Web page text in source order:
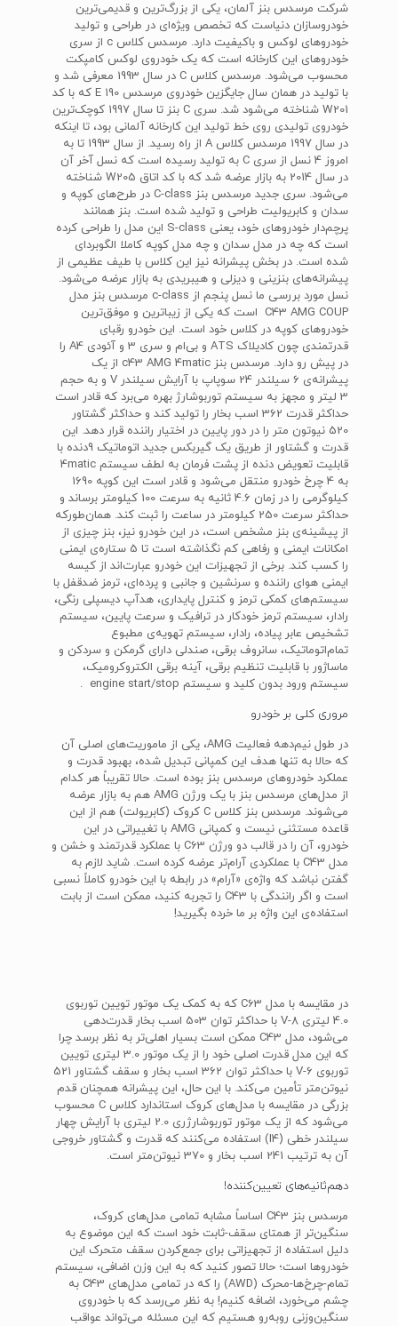
شرکت مرسدس بنز آلمان، یکی از بزرگ‌ترین و قدیمی‌ترین
خودروسازان دنیاست که تخصص ویژه‌ای در طراحی و تولید
خودروهای لوکس و باکیفیت دارد. مرسدس کلاس c از سری
خودروهای این کارخانه است که یک خودروی لوکس کامپکت
محسوب می‌شود. مرسدس کلاس C در سال 1993 معرفی شد و
با تولید در همان سال جایگزین خودروی مرسدس 190 E که با کد
W201 شناخته می‌شود شد. سری C بنز تا سال 1997 کوچک‌ترین
خودروی تولیدی روی خط تولید این کارخانه آلمانی بود، تا اینکه
در سال 1997 مرسدس کلاس A از راه رسید. از سال 1993 تا به
امروز 4 نسل از سری C به تولید رسیده است که نسل آخر آن
در سال 2014 به بازار عرضه شد که با کد اتاق W205 شناخته
می‌شود. سری جدید مرسدس بنز C-class در طرح‌های کوپه و
سدان و کابریولیت طراحی و تولید شده است. بنز همانند
پرچم‌دار خودروهای خود، یعنی S-class این مدل را طراحی کرده
است که چه در مدل سدان و چه مدل کوپه کاملا الگوبردای
شده است. در بخش پیشرانه نیز این کلاس با طیف عظیمی از
پیشرانه‌های بنزینی و دیزلی و هیبریدی به بازار عرضه می‌شود.
نسل مورد بررسی ما نسل پنجم از c-class مرسدس بنز مدل
C43 AMG COUP است که یکی از زیباترین و موفق‌ترین
خودروهای کوپه در کلاس خود است. این خودرو رقبای
قدرتمندی چون کادیلاک ATS و بی‌ام و سری 3 و آئودی A4 را
در پیش رو دارد. مرسدس بنز c43 AMG 4matic از یک
پیشرانه‌ی 6 سیلندر 24 سوپاپ با آرایش سیلندر V و به حجم
3 لیتر و مجهز به سیستم توربوشارژ بهره می‌برد که قادر است
حداکثر قدرت 362 اسب بخار را تولید کند و حداکثر گشتاور
520 نیوتون متر را در دور پایین در اختیار راننده قرار دهد. این
قدرت و گشتاور از طریق یک گیربکس جدید اتوماتیک 9‌دنده با
قابلیت تعویض دنده از پشت فرمان به لطف سیستم 4matic
به 4 چرخ خودرو منتقل می‌شود و قادر است این کوپه 1690
کیلوگرمی را در زمان 4.6 ثانیه به سرعت 100 کیلومتر برساند و
حداکثر سرعت 250 کیلومتر در ساعت را ثبت کند. همان‌طورکه
از پیشینه‌ی بنز مشخص است، در این خودرو نیز، بنز چیزی از
امکانات ایمنی و رفاهی کم نگذاشته است تا 5 ستاره‌ی ایمنی
را کسب کند. برخی از تجهیزات این خودرو عبارت‌اند از کیسه‌
ایمنی هوای راننده و سرنشین و جانبی و پرده‌ای، ترمز ضدقفل با
سیستم‌های کمکی ترمز و کنترل پایداری، هدآپ دیسپلی رنگی،
رادار، سیستم ترمز خودکار در ترافیک و سرعت پایین، سیستم
تشخیص عابر پیاده، رادار، سیستم تهویه‌ی مطبوع
تمام‌اتوماتیک، سانروف برقی، صندلی دارای گرمکن و سردکن و
ماساژور با قابلیت تنظیم برقی، آینه برقی الکتروکرومیک،
سیستم ورود بدون کلید و سیستم engine start/stop .
مروری کلی بر خودرو
در طول نیم‌دهه فعالیت AMG، یکی از ماموریت‌های اصلی آن
که حالا به تنها هدف این کمپانی تبدیل شده، بهبود قدرت و
عملکرد خودروهای مرسدس بنز بوده است. حالا تقریباً هر کدام
از مدل‌های مرسدس بنز با یک ورژن AMG هم به بازار عرضه
می‌شوند. مرسدس بنز کلاس C کروک (کابریولت) هم از این
قاعده مستثنی نیست و کمپانی AMG با تغییراتی در این
خودرو، آن را در قالب دو ورژن C63 با عملکرد قدرتمند و خشن و
مدل C43 با عملکردی آرام‌تر عرضه کرده است. شاید لازم به
گفتن نباشد که واژه‌ی «آرام» در رابطه با این خودرو کاملاً نسبی
است و اگر رانندگی با C43 را تجربه کنید، ممکن است از بابت
استفاده‌ی این واژه بر ما خرده بگیرید!
در مقایسه با مدل C63 که به کمک یک موتور تویین توربوی
4.0 لیتری V-8 با حداکثر توان 503 اسب بخار قدرت‌دهی
می‌شود، مدل C43 ممکن است بسیار اهلی‌تر به نظر برسد چرا
که این مدل قدرت اصلی خود را از یک موتور 3.0 لیتری تویین
توربوی V-6 با حداکثر توان 362 اسب بخار و سقف گشتاور 521
نیوتن‌متر تأمین می‌کند. با این حال، این پیشرانه همچنان قدم
بزرگی در مقایسه با مدل‌های کروک استاندارد کلاس C محسوب
می‌شود که از یک موتور توربوشارژری 2.0 لیتری با آرایش چهار
سیلندر خطی (I4) استفاده می‌کنند که قدرت و گشتاور خروجی
آن به ترتیب 241 اسب بخار و 370 نیوتن‌متر است.
دهم‌ثانیه‌های تعیین‌کننده!
مرسدس بنز C43 اساساً مشابه تمامی مدل‌های کروک،
سنگین‌تر از همتای سقف-ثابت خود است که این موضوع به
دلیل استفاده از تجهیزاتی برای جمع‌کردن سقف متحرک این
خودروها است؛ حالا تصور کنید که به این وزن اضافی، سیستم
تمام-چرخ‌ها-محرک (AWD) را که در تمامی مدل‌های C43 به
چشم می‌خورد، اضافه کنیم! به نظر می‌رسد که با خودروی
سنگین‌وزنی روبه‌رو هستیم که این مسئله می‌تواند عواقب